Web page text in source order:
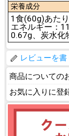
栄養成分
1食(60g)あたり
エネルギー：
0.67g、炭水化
レビューを書
商品についての
お気に入りに登